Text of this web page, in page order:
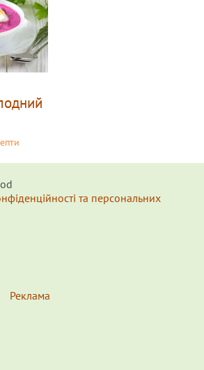
та персональних
Реклама